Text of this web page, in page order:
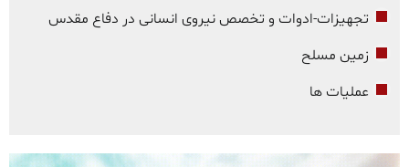
تجهیزات-ادوات و تخصص نیروی انسانی در دفاع مقدس
زمین مسلح
عملیات ها